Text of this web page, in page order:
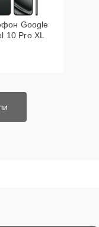
Google
10 Pro XL